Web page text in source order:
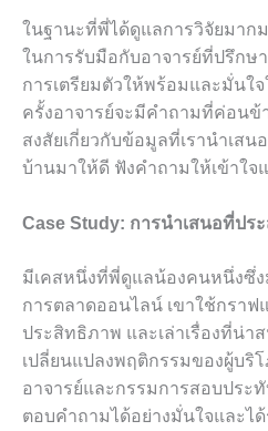
ในฐานะที่พี่ได้ดูแลการวิจัยมาก
ในการรับมือกับอาจารย์ที่ปรึกษ
การเตรียมตัวให้พร้อมและมั่นใ
ครั้งอาจารย์จะมีคำถามที่ค่อนข้
สงสัยเกี่ยวกับข้อมูลที่เรานำเส
บ้านมาให้ดี ฟังคำถามให้เข้าใจ
Case Study: การนำเสนอที่ปร
มีเคสหนึ่งที่พี่ดูแลน้องคนหนึ่งซึ่ง
การตลาดออนไลน์ เขาใช้กรา
ประสิทธิภาพ และเล่าเรื่องที่น่า
เปลี่ยนแปลงพฤติกรรมของผู้บริ
อาจารย์และกรรมการสอบประ
ตอบคำถามได้อย่างมั่นใจและไ